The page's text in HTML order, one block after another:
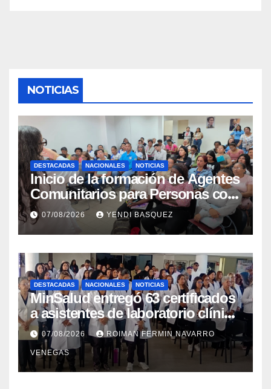
NOTICIAS
DESTACADAS NACIONALES NOTICIAS
Inicio de la formación de Agentes
Comunitarios para Personas con
Discapacidad en el Centro de
Rehabilitación J.J. Arvelo
07/08/2026 YENDI BASQUEZ
DESTACADAS NACIONALES NOTICIAS
MinSalud entregó 63 certificados
a asistentes de laboratorio clínico
para garantizar respaldo legal y
profesional
07/08/2026 ROIMAN FERMIN NAVARRO
VENEGAS